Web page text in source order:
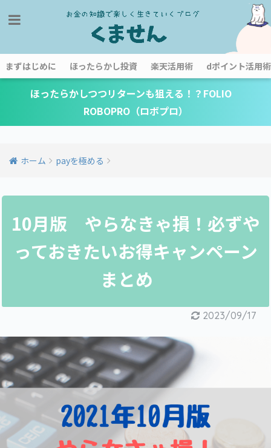
まずはじめに ほったらかし投資 楽天活用術 dポイント活用術
ほったらかしつつリターンも狙える！？FOLIO
ROBOPRO（ロボプロ）
ホーム payを極める
10月版 やらなきゃ損！必ずや
っておきたいお得キャンペーン
まとめ
2023/09/17